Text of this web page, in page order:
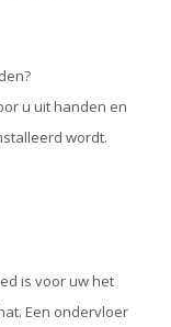
u uit handen en
wordt.
is voor uw het
Een ondervloer